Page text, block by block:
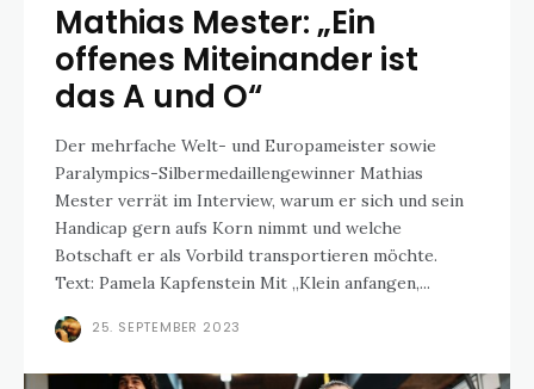
Mathias Mester: „Ein
offenes Miteinander ist
das A und O“
Der mehrfache Welt- und Europameister sowie
Paralympics-Silbermedaillengewinner Mathias
Mester verrät im Interview, warum er sich und sein
Handicap gern aufs Korn nimmt und welche
Botschaft er als Vorbild transportieren möchte.
Text: Pamela Kapfenstein Mit „Klein anfangen,...
25. SEPTEMBER 2023